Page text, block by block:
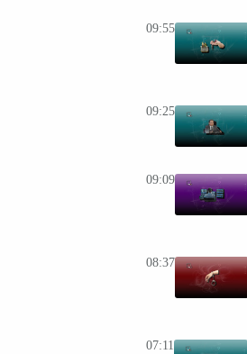
09:55
09:25
09:09
08:37
07:11